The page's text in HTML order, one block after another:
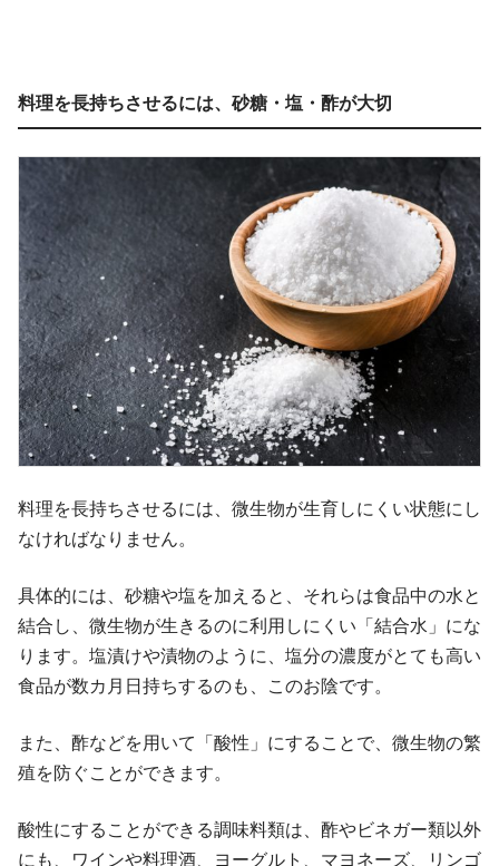
料理を長持ちさせるには、砂糖・塩・酢が大切
料理を長持ちさせるには、微生物が生育しにくい状態にし
なければなりません。
具体的には、砂糖や塩を加えると、それらは食品中の水と
結合し、微生物が生きるのに利用しにくい「結合水」にな
ります。塩漬けや漬物のように、塩分の濃度がとても高い
食品が数カ月日持ちするのも、このお陰です。
また、酢などを用いて「酸性」にすることで、微生物の繁
殖を防ぐことができます。
酸性にすることができる調味料類は、酢やビネガー類以外
にも、ワインや料理酒、ヨーグルト、マヨネーズ、リンゴ